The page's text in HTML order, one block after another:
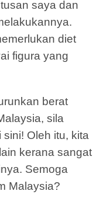
saya dan
diet
figura yang
berat
sila
Oleh itu, kita
kerana sangat
Semoga
Malaysia?